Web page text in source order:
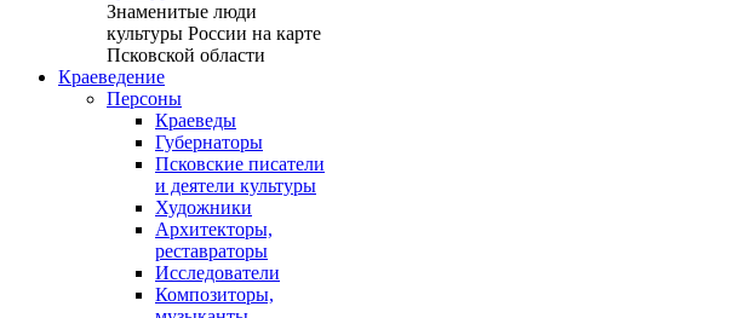
Знаменитые люди
культуры России на карте
Псковской области
Краеведение
Персоны
Краеведы
Губернаторы
Псковские писатели
и деятели культуры
Художники
Архитекторы,
реставраторы
Исследователи
Композиторы,